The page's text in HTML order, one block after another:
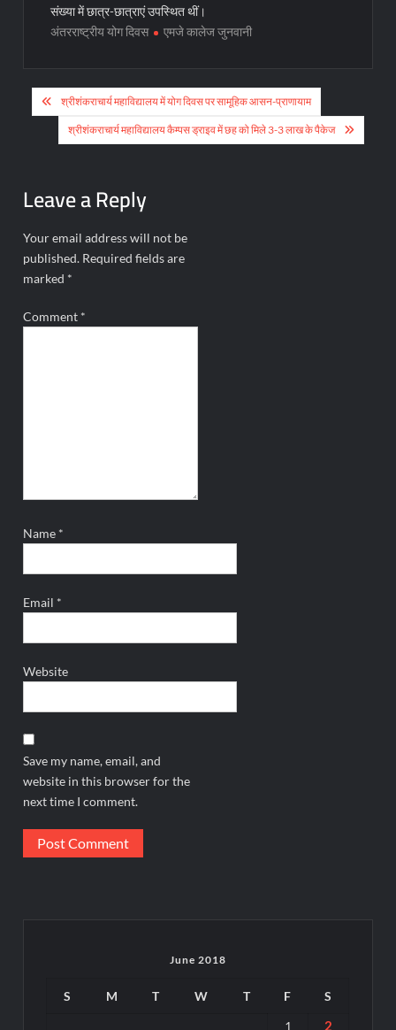
संख्या में छात्र-छात्राएं उपस्थित थीं।
अंतरराष्ट्रीय योग दिवस
एमजे कालेज जुनवानी
Post
navigation
श्रीशंकराचार्य महाविद्यालय में योग दिवस पर सामूहिक आसन-प्राणायाम
श्रीशंकराचार्य महाविद्यालय कैम्पस ड्राइव में छह को मिले 3-3 लाख के पैकेज
Leave a Reply
Your email address will not be
published. Required fields are
marked *
Comment *
Name *
Email *
Website
Save my name, email, and
website in this browser for the
next time I comment.
June 2018
S M T W T F
S
1
2